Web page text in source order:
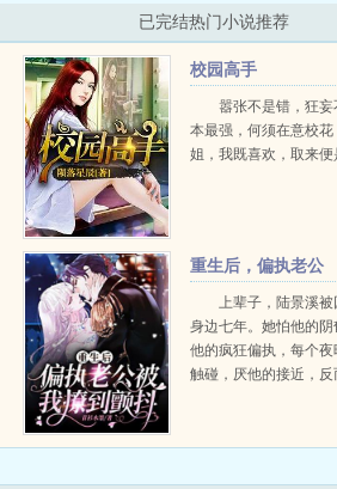
已完结热门小说推荐
校园高手
嚣张不是错，狂
本最强，何须在意校
姐，我既喜欢，取来便
重生后，偏执老公
被我撩到颤抖
上辈子，陆景溪
身边七年。她怕他的阴
他的疯狂偏执，每个夜
触碰，厌他的接近，
只有一个念头宠他护